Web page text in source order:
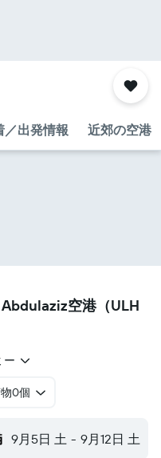
／出発情報 近郊の空港
空港​（ULH​
ー
0個
9月5日 土 - 9月12日 土